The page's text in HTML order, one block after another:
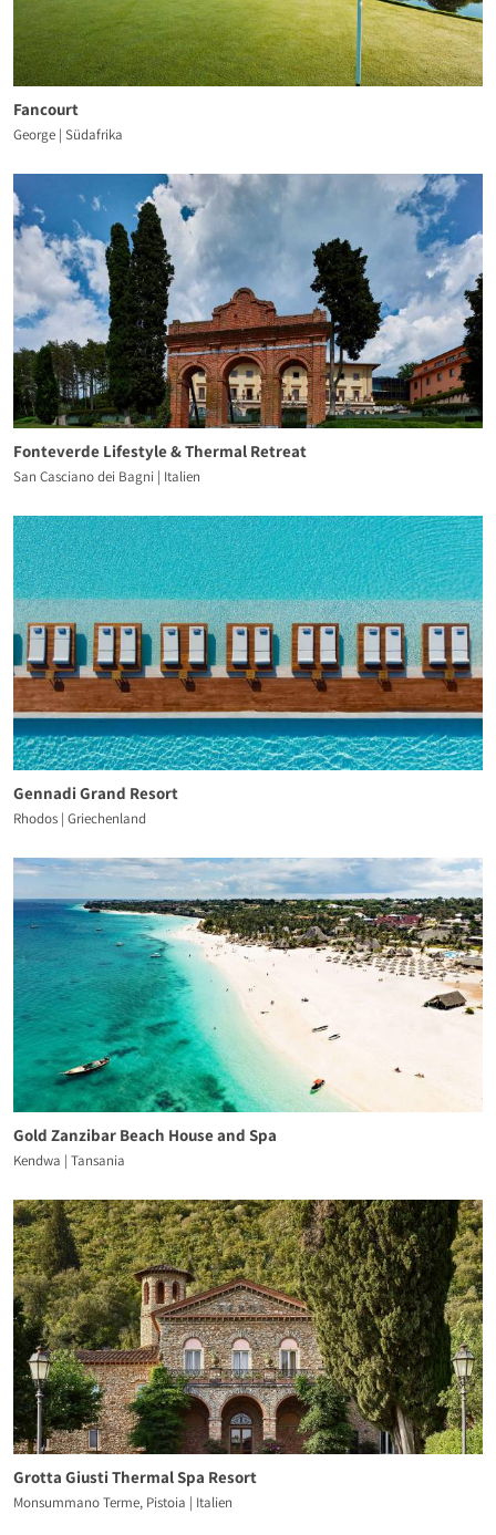
Fancourt
George | Südafrika
Fonteverde Lifestyle & Thermal Retreat
San Casciano dei Bagni | Italien
Gennadi Grand Resort
Rhodos | Griechenland
Gold Zanzibar Beach House and Spa
Kendwa | Tansania
Grotta Giusti Thermal Spa Resort
Monsummano Terme, Pistoia | Italien